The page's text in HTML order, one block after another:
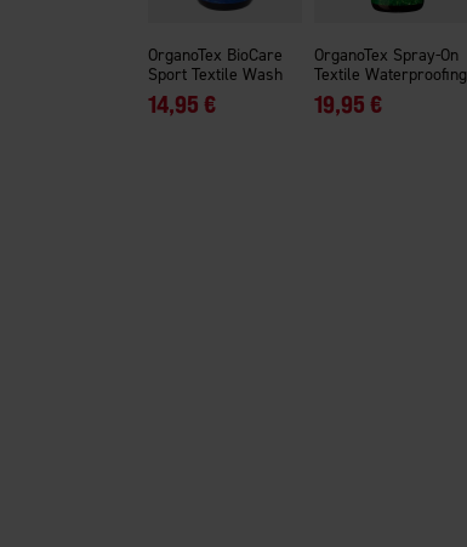
OrganoTex BioCare
Sport Textile Wash
14,95 €
OrganoTex Spray-On
Textile Waterproofing
19,95 €